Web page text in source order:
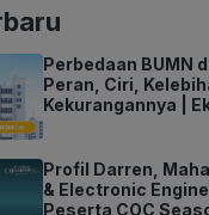
Perbedaan BUMN
Peran, Ciri,
Kekurangannya |
Profil Darren,
& Electronic
Peserta COC